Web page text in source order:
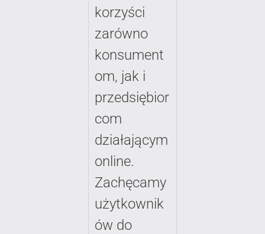
korzyści
zarówno
konsument
om, jak i
przedsiębior
com
działającym
online.
Zachęcamy
użytkownik
ów do